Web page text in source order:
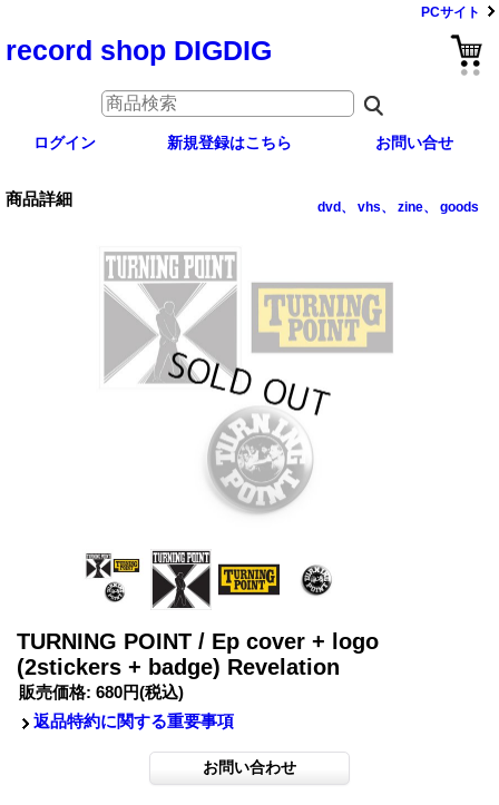
PCサイト
record shop DIGDIG
ログイン 新規登録はこちら お問い合せ
商品詳細 dvd、 vhs、 zine、 goods
TURNING POINT / Ep cover + logo
(2stickers + badge) Revelation
販売価格: 680円(税込)
返品特約に関する重要事項